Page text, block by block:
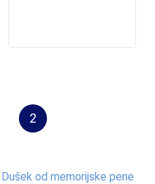
2
Dušek od memorijske pene